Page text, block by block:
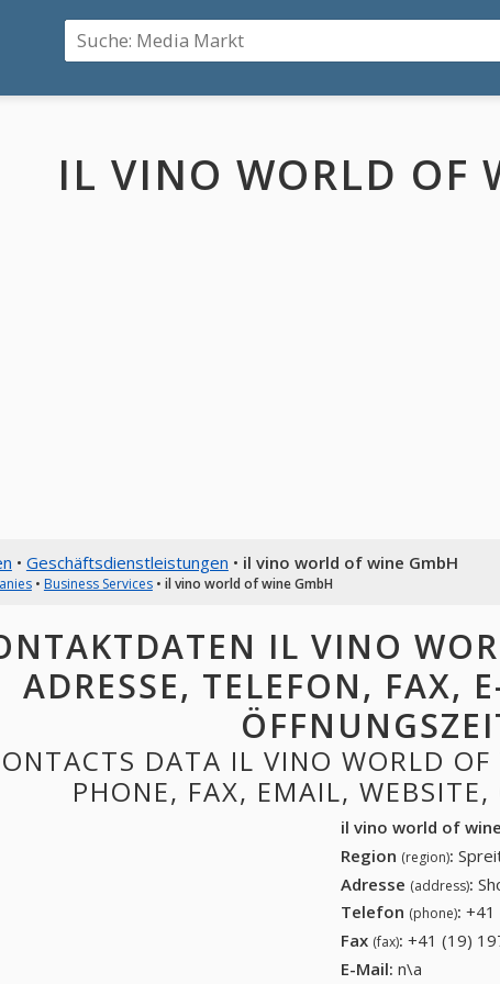
IL VINO WORLD OF
• Geschäftsdienstleistungen • il vino world of wine GmbH
• Business Services• il vino world of wine GmbH
IL VINO
ADRESSE, TELEFON, FAX,
DATA IL VINO WORLD
PHONE, FAX, EMAIL,
il vino world of
Region (region):
Adresse (address):
Telefon (phone): +41
Fax (fax): +41 (19)
E-Mail: n\a